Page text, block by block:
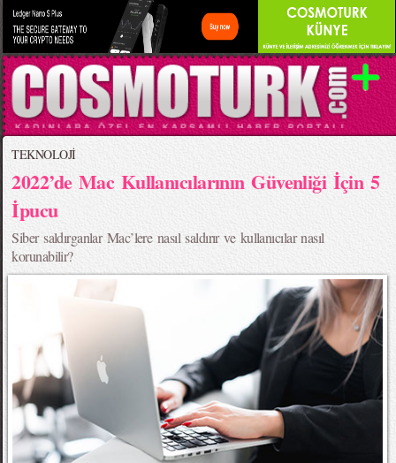
TEKNOLOJİ
2022’de Mac Kullanıcılarının Güvenliği İçin 5
İpucu
Siber saldırganlar Mac’lere nasıl saldırır ve kullanıcılar nasıl
korunabilir?